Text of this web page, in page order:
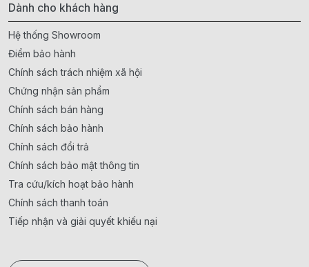
Dành cho khách hàng
Hệ thống Showroom
Điểm bảo hành
Chính sách trách nhiệm xã hội
Chứng nhận sản phẩm
Chính sách bán hàng
Chính sách bảo hành
Chính sách đổi trả
Chính sách bảo mật thông tin
Tra cứu/kích hoạt bảo hành
Chính sách thanh toán
Tiếp nhận và giải quyết khiếu nại